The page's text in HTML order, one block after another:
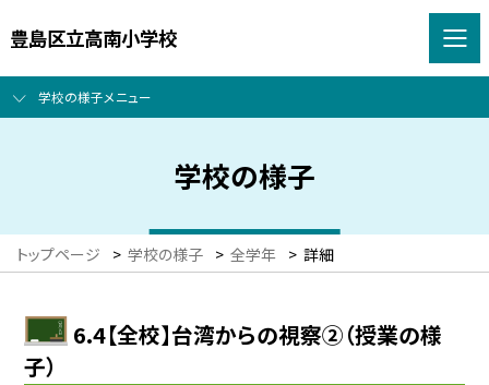
豊島区立高南小学校
学校の様子メニュー
学校の様子
トップページ > 学校の様子 > 全学年 > 詳細
6.4【全校】台湾からの視察②（授業の様
子）